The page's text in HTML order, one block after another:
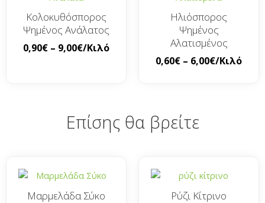
Κολοκυθόσπορος
Ψημένος Ανάλατος
0,90€ – 9,00€/Κιλό
Ηλιόσπορος
Ψημένος
Αλατισμένος
0,60€ – 6,00€/Κιλό
Επίσης θα βρείτε
Μαρμελάδα Σύκο Ρύζι Κίτρινο